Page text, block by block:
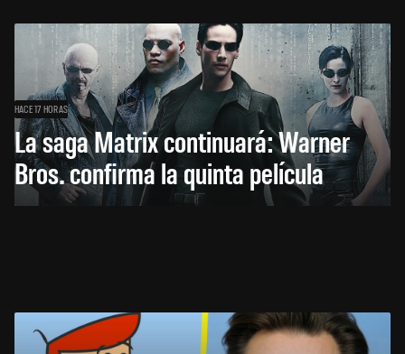
HACE 17 HORAS
La saga Matrix continuará: Warner
Bros. confirma la quinta película